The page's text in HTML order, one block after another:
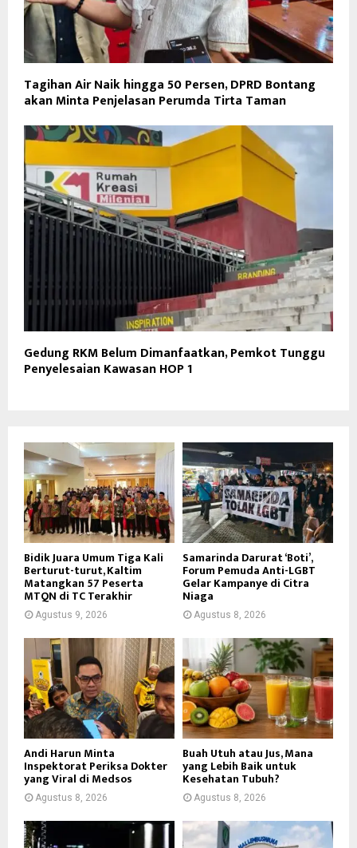
Tagihan Air Naik hingga 50 Persen, DPRD Bontang
akan Minta Penjelasan Perumda Tirta Taman
Gedung RKM Belum Dimanfaatkan, Pemkot Tunggu
Penyelesaian Kawasan HOP 1
Bidik Juara Umum Tiga Kali
Berturut-turut, Kaltim
Matangkan 57 Peserta
MTQN di TC Terakhir
Agustus 9, 2026
Samarinda Darurat ‘Boti’,
Forum Pemuda Anti-LGBT
Gelar Kampanye di Citra
Niaga
Agustus 8, 2026
Andi Harun Minta
Inspektorat Periksa Dokter
yang Viral di Medsos
Agustus 8, 2026
Buah Utuh atau Jus, Mana
yang Lebih Baik untuk
Kesehatan Tubuh?
Agustus 8, 2026